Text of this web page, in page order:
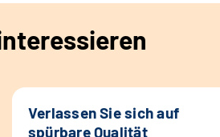
Verlassen Sie sich auf
spürbare Qualität